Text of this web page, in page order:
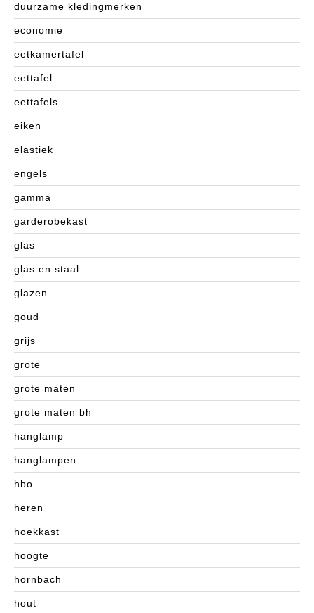
duurzame kledingmerken
economie
eetkamertafel
eettafel
eettafels
eiken
elastiek
engels
gamma
garderobekast
glas
glas en staal
glazen
goud
grijs
grote
grote maten
grote maten bh
hanglamp
hanglampen
hbo
heren
hoekkast
hoogte
hornbach
hout